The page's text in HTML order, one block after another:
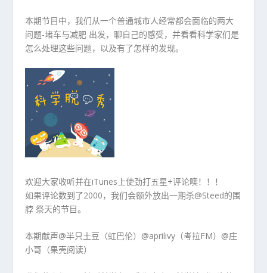
本期节目中，我们从一个普通城市人经常都会面临的两大
问题-堵车与减肥 出发，聊自己的感受，并看看科学家们是
怎么处理这些问题，以及有了怎样的发现。
欢迎大家收听并在iTunes上使劲打五星+评论噢！！！
如果评论数到了2000，我们会额外放出一期杀@Steed的围
脖 祭天的节目。
本期献声@半只土豆（虹巴伦）@aprilivy（考拉FM）@庄
小哥（果壳阅读）